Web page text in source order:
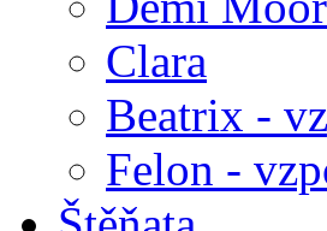
Clara
Beatrix -
Felon -